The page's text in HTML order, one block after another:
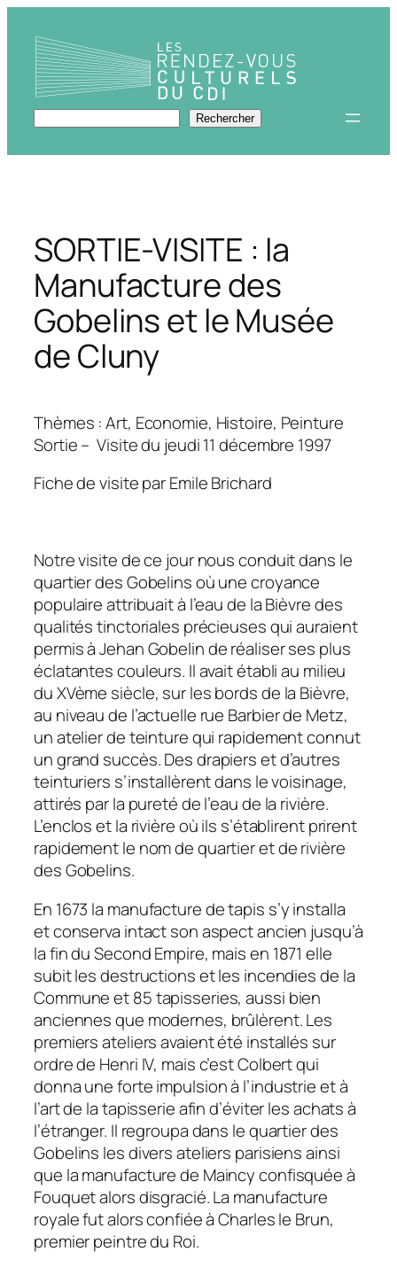
contenu
Rechercher Rechercher
SORTIE-VISITE : la
Manufacture des
Gobelins et le Musée
de Cluny
Thèmes : Art, Economie, Histoire, Peinture
Sortie – Visite du jeudi 11 décembre 1997
Fiche de visite par Emile Brichard
Notre visite de ce jour nous conduit dans le
quartier des Gobelins où une croyance
populaire attribuait à l’eau de la Bièvre des
qualités tinctoriales précieuses qui auraient
permis à Jehan Gobelin de réaliser ses plus
éclatantes couleurs. Il avait établi au milieu
du XVème siècle, sur les bords de la Bièvre,
au niveau de l’actuelle rue Barbier de Metz,
un atelier de teinture qui rapidement connut
un grand succès. Des drapiers et d’autres
teinturiers s’installèrent dans le voisinage,
attirés par la pureté de l’eau de la rivière.
L’enclos et la rivière où ils s’établirent prirent
rapidement le nom de quartier et de rivière
des Gobelins.
En 1673 la manufacture de tapis s’y installa
et conserva intact son aspect ancien jusqu’à
la fin du Second Empire, mais en 1871 elle
subit les destructions et les incendies de la
Commune et 85 tapisseries, aussi bien
anciennes que modernes, brûlèrent. Les
premiers ateliers avaient été installés sur
ordre de Henri IV, mais c’est Colbert qui
donna une forte impulsion à l’industrie et à
l’art de la tapisserie afin d’éviter les achats à
l’étranger. Il regroupa dans le quartier des
Gobelins les divers ateliers parisiens ainsi
que la manufacture de Maincy confisquée à
Fouquet alors disgracié. La manufacture
royale fut alors confiée à Charles le Brun,
premier peintre du Roi.